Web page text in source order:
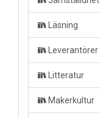
Läsning
Leverantörer
Litteratur
Makerkultur